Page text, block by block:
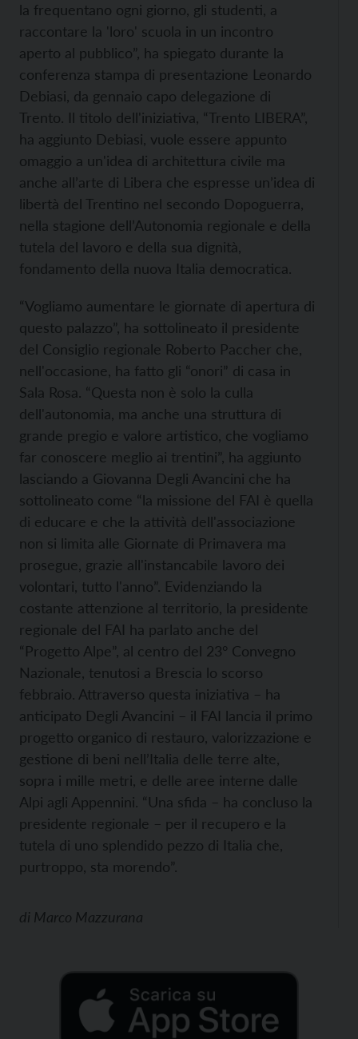
la frequentano ogni giorno, gli studenti, a
raccontare la 'loro' scuola in un incontro
aperto al pubblico”, ha spiegato durante la
conferenza stampa di presentazione Leonardo
Debiasi, da gennaio capo delegazione di
Trento. Il titolo dell'iniziativa, “Trento LIBERA”,
ha aggiunto Debiasi, vuole essere appunto
omaggio a un'idea di architettura civile ma
anche all’arte di Libera che espresse un’idea di
libertà del Trentino nel secondo Dopoguerra,
nella stagione dell’Autonomia regionale e della
tutela del lavoro e della sua dignità,
fondamento della nuova Italia democratica.
“Vogliamo aumentare le giornate di apertura di
questo palazzo”, ha sottolineato il presidente
del Consiglio regionale Roberto Paccher che,
nell'occasione, ha fatto gli “onori” di casa in
Sala Rosa. “Questa non è solo la culla
dell'autonomia, ma anche una struttura di
grande pregio e valore artistico, che vogliamo
far conoscere meglio ai trentini”, ha aggiunto
lasciando a Giovanna Degli Avancini che ha
sottolineato come “la missione del FAI è quella
di educare e che la attività dell'associazione
non si limita alle Giornate di Primavera ma
prosegue, grazie all'instancabile lavoro dei
volontari, tutto l'anno”. Evidenziando la
costante attenzione al territorio, la presidente
regionale del FAI ha parlato anche del
“Progetto Alpe”, al centro del 23° Convegno
Nazionale, tenutosi a Brescia lo scorso
febbraio. Attraverso questa iniziativa – ha
anticipato Degli Avancini – il FAI lancia il primo
progetto organico di restauro, valorizzazione e
gestione di beni nell’Italia delle terre alte,
sopra i mille metri, e delle aree interne dalle
Alpi agli Appennini. “Una sfida – ha concluso la
presidente regionale – per il recupero e la
tutela di uno splendido pezzo di Italia che,
purtroppo, sta morendo”.
di Marco Mazzurana